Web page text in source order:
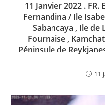
11 Janvier 2022 .
Fernandina / Ile
Sabancaya , Ile de
Fournaise ,
Péninsule de
11